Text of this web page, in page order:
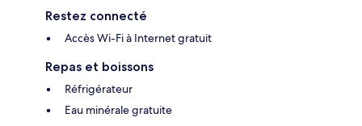
Restez connecté
Accès Wi-Fi à Internet gratuit
Repas et boissons
Réfrigérateur
Eau minérale gratuite